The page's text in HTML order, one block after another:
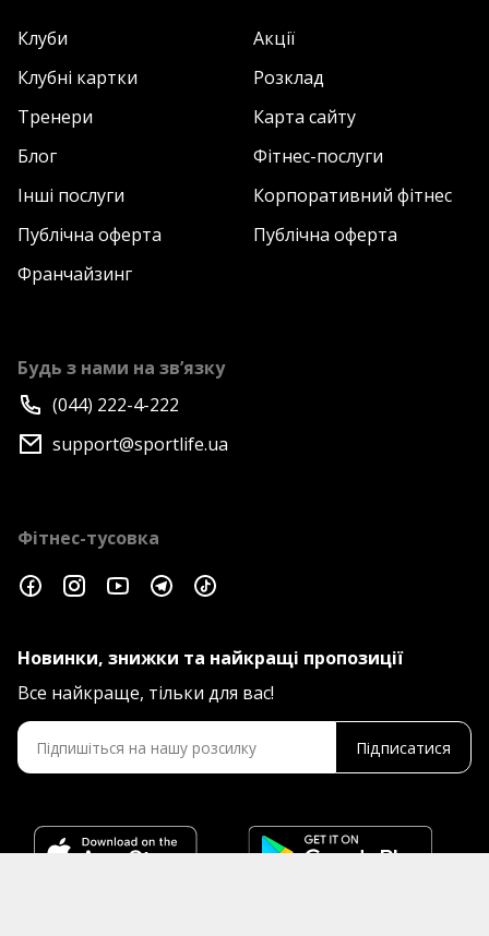
Клуби
Акції
Клубні картки
Розклад
Тренери
Карта сайту
Блог
Фітнес-послуги
Інші послуги
Корпоративний фітнес
Публічна оферта
Публічна оферта
Франчайзинг
Будь з нами на зв’язку
(044) 222-4-222
support@sportlife.ua
Фітнес-тусовка
Новинки, знижки та найкращі пропозиції
Все найкраще, тільки для вас!
Підписатися